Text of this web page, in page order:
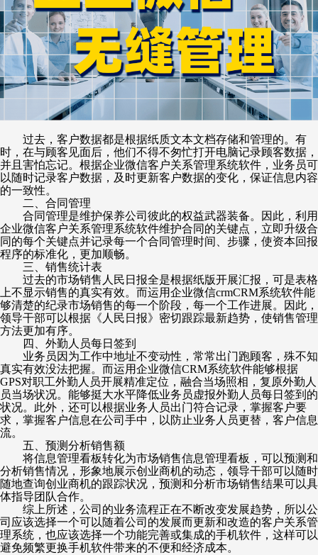
过去，客户数据都是根据纸质文本文档存储和管理的。有
时，在与顾客见面后，他们不得不匆忙打开电脑记录顾客数据，
并且害怕忘记。根据企业微信客户关系管理系统软件，业务员可
以随时记录客户数据，及时更新客户数据的变化，保证信息内容
的一致性。
二、合同管理
合同管理是维护保养公司彼此的权益武器装备。因此，利用
企业微信客户关系管理系统软件维护合同的关键点，立即升级合
同的每个关键点并记录每一个合同管理时间、步骤，使资本回报
程序的标准化，更加顺畅。
三、销售统计表
过去的市场销售人民日报全是根据纸版开展汇报，可是表格
上不显示销售的真实有效。而运用企业微信crmCRM系统软件能
够清楚的纪录市场销售的每一个阶段，每一个工作进展。因此，
领导干部可以根据《人民日报》密切跟踪最新趋势，使销售管理
方法更加有序。
四、外勤人员每日签到
业务员因为工作中地址不变动性，常常出门跑顾客，殊不知
真实有效没法把握。而运用企业微信CRM系统软件能够根据
GPS对职工外勤人员开展精准定位，融合当场照相，复原外勤人
员当场状况。能够挺大水平降低业务员虚报外勤人员每日签到的
状况。此外，还可以根据业务人员出门符合记录，掌握客户要
求，掌握客户信息在公司手中，以防止业务人员更替，客户信息
流。
五、预测分析销售额
将信息管理看板转化为市场销售信息管理看板，可以预测和
分析销售情况，形象地展示创业商机的动态，领导干部可以随时
随地查询创业商机的跟踪状况，预测和分析市场销售结果可以具
体指导团队合作。
综上所述，公司的业务流程正在不断改变发展趋势，所以公
司应该选择一个可以随着公司的发展而更新和改造的客户关系管
理系统，也应该选择一个功能完善或集成的手机软件，这样可以
避免频繁更换手机软件带来的不便和经济成本。